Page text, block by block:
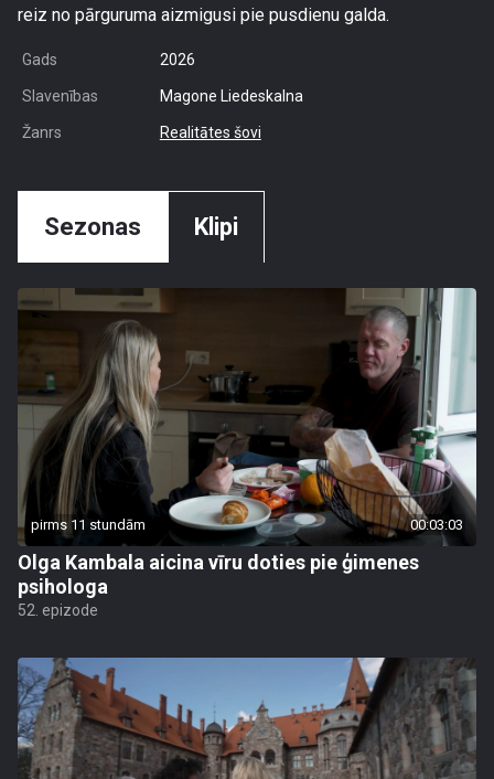
reiz no pārguruma aizmigusi pie pusdienu galda.
Gads 2026
Slavenības Magone Liedeskalna
Žanrs Realitātes šovi
Sezonas Klipi
pirms 11 stundām 00:03:03
Olga Kambala aicina vīru doties pie ģimenes
psihologa
52. epizode